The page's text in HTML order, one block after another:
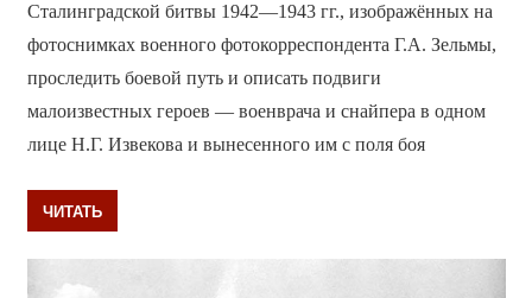
Сталинградской битвы 1942—1943 гг., изображённых на
фотоснимках военного фотокорреспондента Г.А. Зельмы,
проследить боевой путь и описать подвиги
малоизвестных героев — военврача и снайпера в одном
лице Н.Г. Извекова и вынесенного им с поля боя
ЧИТАТЬ